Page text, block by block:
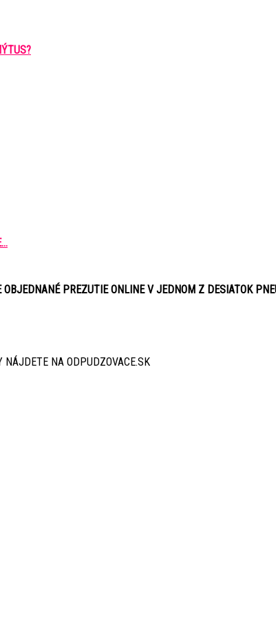
PREZUTIE ONLINE V JEDNOM Z DESIATOK
NA ODPUDZOVACE.SK